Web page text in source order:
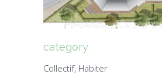
category
Collectif, Habiter